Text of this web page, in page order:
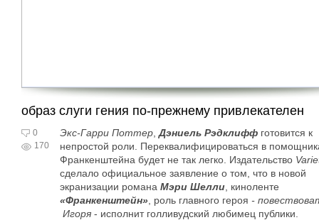
образ слуги гения по-прежнему привлекателен
0
170
Экс-Гарри Поттер, Дэниель Рэдклиффготовится к
непростой роли. Переквалифицироваться в
Франкенштейна будет не так легко. Издательство
сделало официальное заявление о том, что в новой
экранизации романа Мэри Шелли, киноленте
«Франкенштейн», роль главного героя -
Игоря- исполнит голливудский любимец публики.